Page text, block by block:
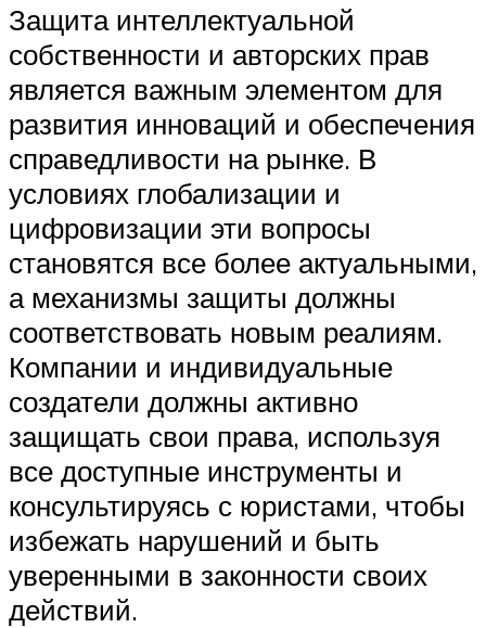
Защита интеллектуальной
собственности и авторских прав
является важным элементом для
развития инноваций и обеспечения
справедливости на рынке. В
условиях глобализации и
цифровизации эти вопросы
становятся все более актуальными,
а механизмы защиты должны
соответствовать новым реалиям.
Компании и индивидуальные
создатели должны активно
защищать свои права, используя
все доступные инструменты и
консультируясь с юристами, чтобы
избежать нарушений и быть
уверенными в законности своих
действий.